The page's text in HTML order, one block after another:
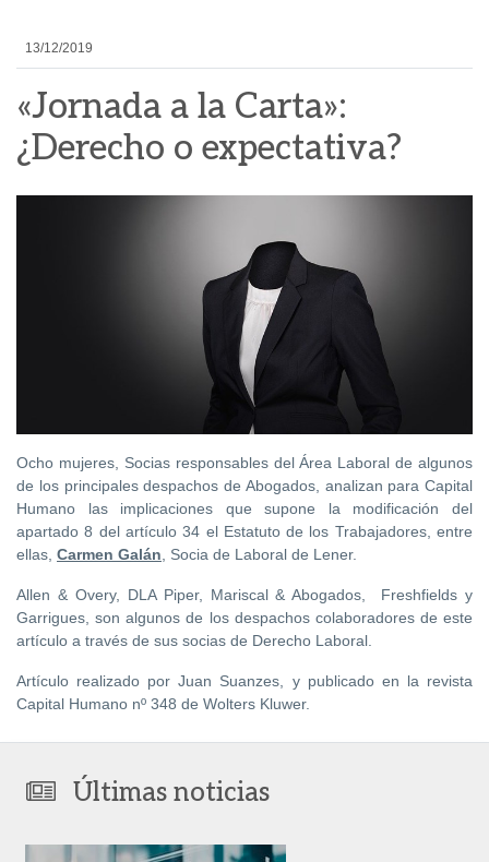
13/12/2019
«Jornada a la Carta»:
¿Derecho o expectativa?
Ocho mujeres, Socias responsables del Área Laboral de algunos
de los principales despachos de Abogados, analizan para Capital
Humano las implicaciones que supone la modificación del
apartado 8 del artículo 34 el Estatuto de los Trabajadores, entre
ellas, Carmen Galán, Socia de Laboral de Lener.
Allen & Overy, DLA Piper, Mariscal & Abogados, Freshfields y
Garrigues, son algunos de los despachos colaboradores de este
artículo a través de sus socias de Derecho Laboral.
Artículo realizado por Juan Suanzes, y publicado en la revista
Capital Humano nº 348 de Wolters Kluwer.
Últimas noticias